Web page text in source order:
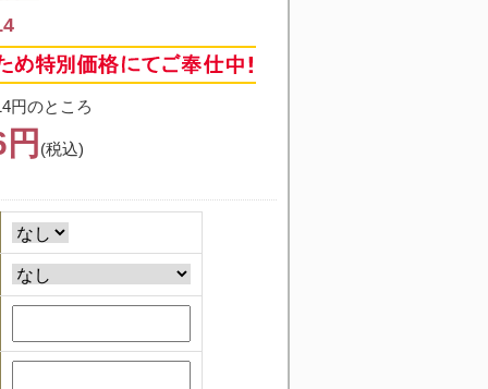
円のところ
(税込)